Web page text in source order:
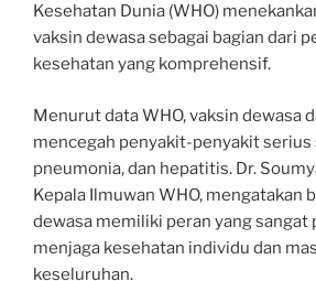
Kesehatan Dunia (WHO)
vaksin dewasa sebagai bagian dari
kesehatan yang komprehensif.
Menurut data WHO, vaksin dewasa
mencegah penyakit-penyakit
pneumonia, dan hepatitis. Dr.
Kepala Ilmuwan WHO, mengatakan
dewasa memiliki peran yang sangat
menjaga kesehatan individu dan
keseluruhan.